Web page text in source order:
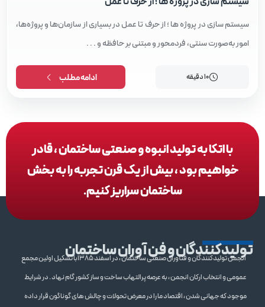
سیستم‌ سازی در پروژه‌ ها ؛ از حرف تا عمل در بسیاری از سازمان‌ها و پروژه‌ها،
امور به‌صورت سنتی، فردمحور و مبتنی بر حافظه و . . .
10 دقیقه ادامه مطلب
با اتکا به تولید انبوه و صنعتی ساختمان ، قادر
خواهیم بود ، بیش از یک قرن تجربه را به بخش
ساختمان سراریز کنیم.
تولیدکنندگان و فن آوران ساختمانانجمن تولیدکنندگان و فنآوران صنعتی ساختمان ، در اسفند 1385با تشکیل اولین مجمع
عمومی و انتخاب ارکان انجمن ، به عرصه پرالتهاب ساخت و ساز کشور گام نهاد . در شرایط
موجود که جهانی شدن ، اقتصاد ما را در معرض تحولات و چالش های گوناگون قرار داده